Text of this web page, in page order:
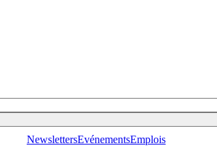
NewslettersEvénementsEmplois